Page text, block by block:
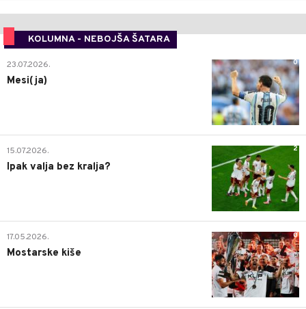
KOLUMNA - NEBOJŠA ŠATARA
0
23.07.2026.
Mesi(ja)
2
15.07.2026.
Ipak valja bez kralja?
0
17.05.2026.
Mostarske kiše